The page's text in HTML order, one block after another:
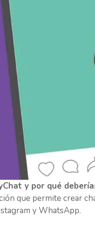
y por qué
que permite crear
y WhatsApp.